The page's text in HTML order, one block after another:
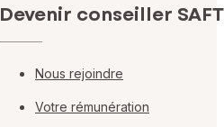
Devenir conseiller
Nous rejoindre
Votre rémunération